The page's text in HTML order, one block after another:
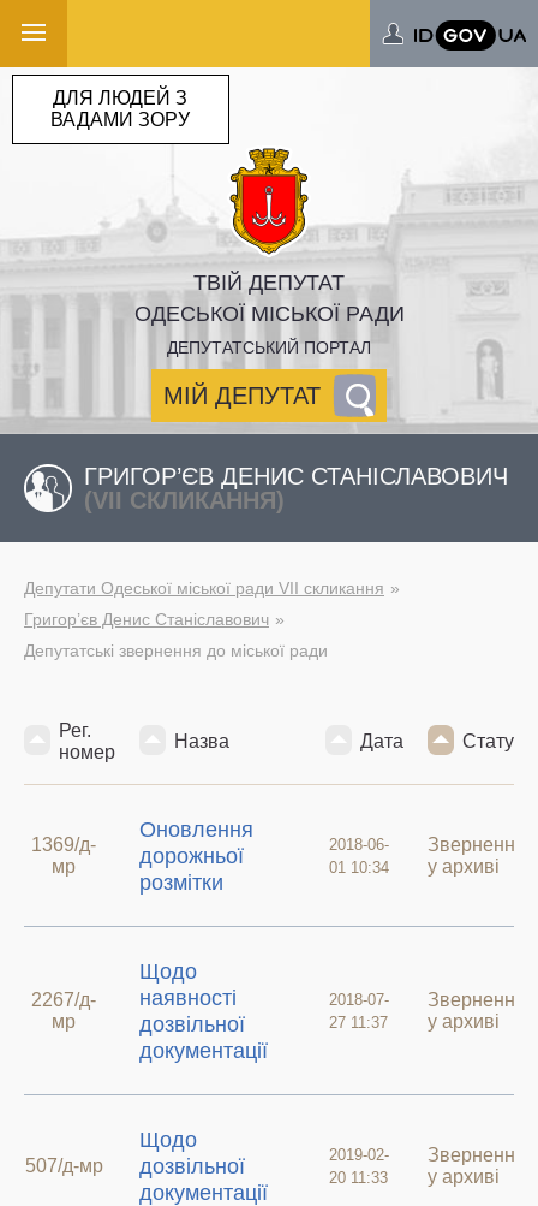
ТВІЙ ДЕПУТАТ
ОДЕСЬКОЇ МІСЬКОЇ РАДИ
ДЕПУТАТСЬКИЙ ПОРТАЛ
МІЙ ДЕПУТАТ
ДЛЯ ЛЮДЕЙ З
ВАДАМИ ЗОРУ
ГРИГОР’ЄВ ДЕНИС СТАНІСЛАВОВИЧ
(VII СКЛИКАННЯ)
Депутати Одеської міської ради VII скликання
Григор’єв Денис Станіславович
Депутатські звернення до міської ради
Рег.
номер
Назва Дата Статус
1369/д-
мр
Оновлення
дорожньої
розмітки
2018-06-
01 10:34
Звернення
у архиві
2267/д-
мр
Щодо
наявності
дозвільної
документації
2018-07-
27 11:37
Звернення
у архиві
507/д-мр
Щодо
дозвільної
документації
2019-02-
20 11:33
Звернення
у архиві